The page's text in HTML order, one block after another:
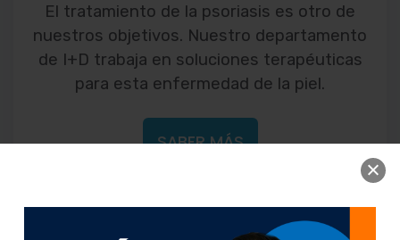
El tratamiento de la psoriasis es otro de
nuestros objetivos. Nuestro departamento
de I+D trabaja en soluciones terapéuticas
para esta enfermedad de la piel.
SABER MÁS